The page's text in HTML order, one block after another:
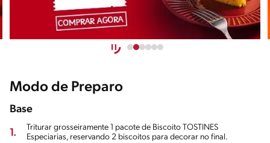
Modo de Preparo
Base
1.
Triturar grosseiramente 1 pacote de Biscoito TOSTINES
Especiarias, reservando 2 biscoitos para decorar no final.